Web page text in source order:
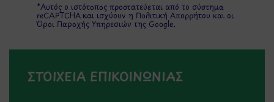
*Αυτός ο ιστότοπος προστατεύεται από το σύστημα
reCAPTCHA και ισχύουν η Πολιτική Απορρήτου και οι
Όροι Παροχής Υπηρεσιώντης Google.
ΣΤΟΙΧΕΙΑ ΕΠΙΚΟΙΝΩΝΙΑΣ